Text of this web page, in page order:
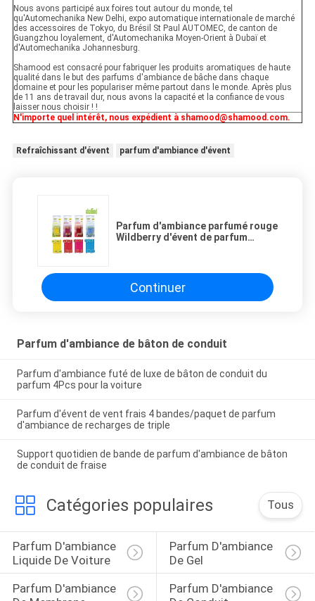
Nous avons participé aux foires tout autour du monde, tel
qu'Automechanika New Delhi, expo automatique internationale de marché
des accessoires de Tokyo, du Brésil St Paul AUTOMEC, de canton de
Guangzhou loyalement, d'Automechanika Moyen-Orient à Dubaï et
d'Automechanika Johannesburg.
Shamood est consacré pour fabriquer les produits aromatiques de haute
qualité dans le but des parfums d'ambiance de bâche dans chaque
domaine et pour les populariser même partout dans le monde. Après plus
de 11 ans de travail dur, nous avons la capacité et la confiance de vous
laisser nous choisir ! !
N'importe quel intérêt, nous expédient à shamood@shamood.com.
Refraîchissant d'évent parfum d'ambiance d'évent
Parfum d'ambiance parfumé rouge
Wildberry d'évent de parfum
Continuer
Parfum d'ambiance de bâton de conduit
Parfum d'ambiance futé de luxe de bâton de conduit du
parfum 4Pcs pour la voiture
Parfum d'évent de vent frais 4 bandes/paquet de parfum
d'ambiance de recharges de triple
Support quotidien de bande de parfum d'ambiance de bâton
de conduit de fraise
Catégories populaires Tous
Parfum D'ambiance
Liquide De Voiture
Parfum D'ambiance
De Gel
Parfum D'ambiance
Parfum D'ambiance